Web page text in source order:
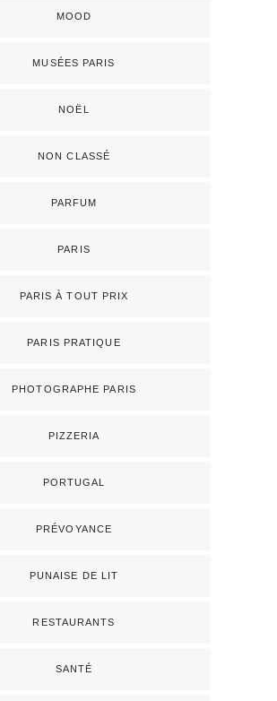
MOOD
MUSÉES PARIS
NOËL
NON CLASSÉ
PARFUM
PARIS
PARIS À TOUT PRIX
PARIS PRATIQUE
PHOTOGRAPHE PARIS
PIZZERIA
PORTUGAL
PRÉVOYANCE
PUNAISE DE LIT
RESTAURANTS
SANTÉ